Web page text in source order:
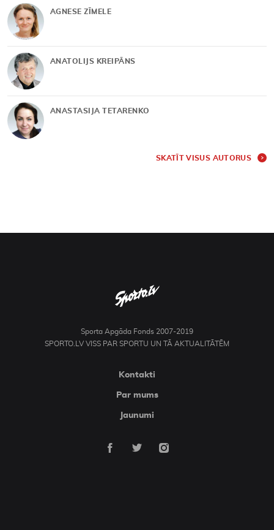
AGNESE ZĪMELE
ANATOLIJS KREIPĀNS
ANASTASIJA TETARENKO
SKATĪT VISUS AUTORUS
Sporta Apgāda Fonds 2007-2019
SPORTO.LV VISS PAR SPORTU UN TĀ AKTUALITĀTĒM
Kontakti
Par mums
Jaunumi